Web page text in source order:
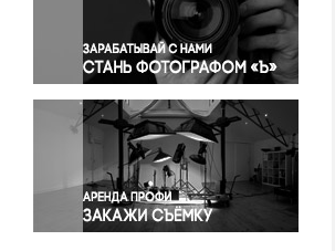
Правосудие
Происшествия и конфликты
Религия
Светская жизнь
Спорт
Экология
Экономика и бизнес